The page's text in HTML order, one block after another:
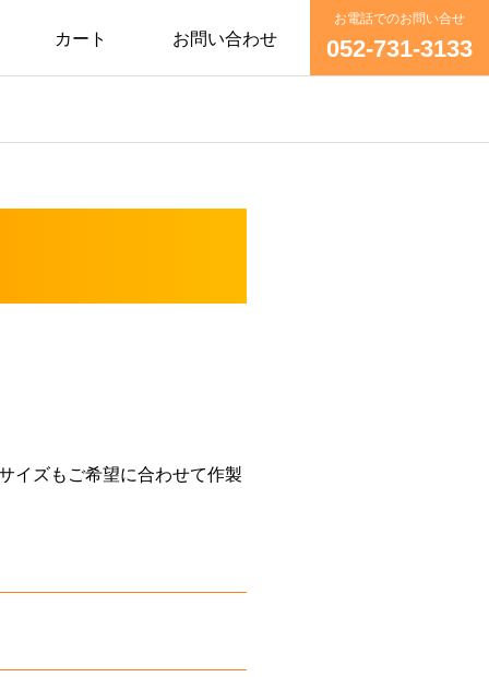
カート お問い合わせ
お電話でのお問い合せ
052-731-3133
イズもご希望に合わせて作製